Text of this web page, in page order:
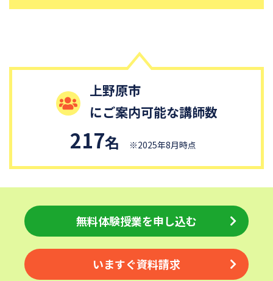
土佐中学校
國學院大學久我山中学校
中央大学附属中学校
桐蔭学園中等教育学校
昭和女子大学附属昭和中学校
細田学園中学校
帝京大学中学校
獨協中学校
淑徳中学校
昌平中学校
成城中学校
日本大学中学校
麗澤中学校
同志社香里中学校
埼玉栄中学校
城北埼玉中学校
浦和ルーテル学院中学校
昭和学院中学校
東京女学館中学校
目黒日本大学中学校
関東学院中学校
上野原市
にご案内可能な講師数
217名 ※2025年8月時点
無料体験授業を申し込む
いますぐ資料請求